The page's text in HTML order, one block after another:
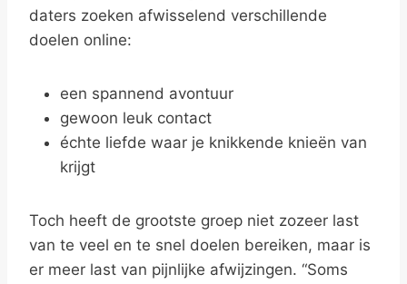
daters zoeken afwisselend verschillende
doelen online:
een spannend avontuur
gewoon leuk contact
échte liefde waar je knikkende knieën van
krijgt
Toch heeft de grootste groep niet zozeer last
van te veel en te snel doelen bereiken, maar is
er meer last van pijnlijke afwijzingen. “Soms